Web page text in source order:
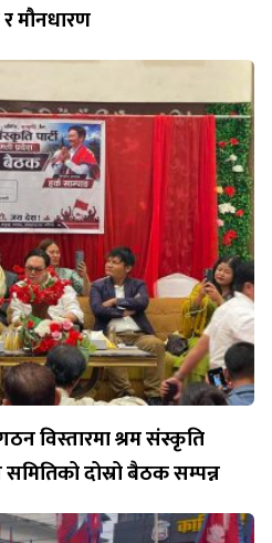
मौनधारण
विस्तारमा श्रम संस्कृति
समितिको दोस्रो बैठक सम्पन्न